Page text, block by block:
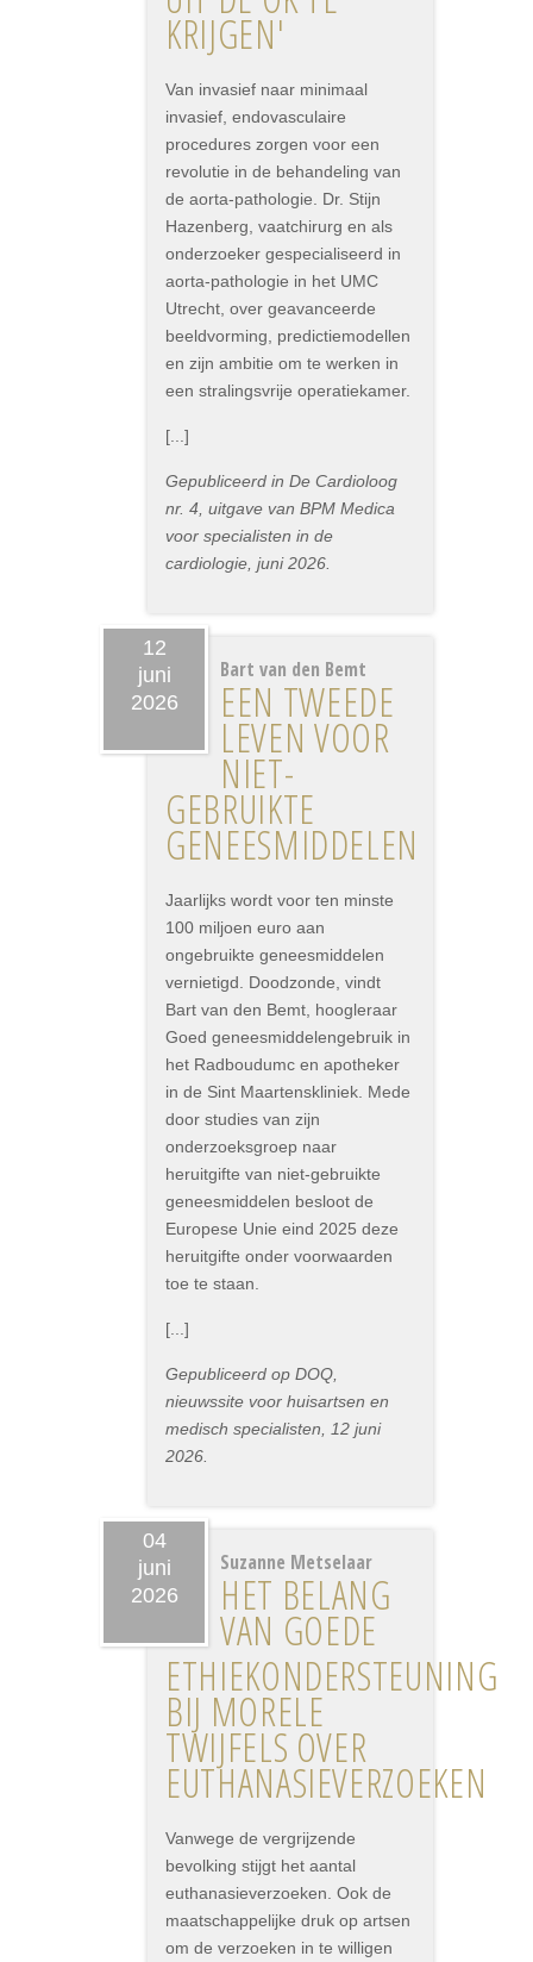
KRIJGEN'
Van invasief naar minimaal
invasief, endovasculaire
procedures zorgen voor een
revolutie in de behandeling van
de aorta-pathologie. Dr. Stijn
Hazenberg, vaatchirurg en als
onderzoeker gespecialiseerd in
aorta-pathologie in het UMC
Utrecht, over geavanceerde
beeldvorming, predictiemodellen
en zijn ambitie om te werken in
een stralingsvrije operatiekamer.
[...]
Gepubliceerd in De Cardioloog
nr. 4, uitgave van BPM Medica
voor specialisten in de
cardiologie, juni 2026.
12
juni
2026
Bart van den Bemt
EEN TWEEDE
LEVEN VOOR
NIET-
GEBRUIKTE
GENEESMIDDELEN
Jaarlijks wordt voor ten minste
100 miljoen euro aan
ongebruikte geneesmiddelen
vernietigd. Doodzonde, vindt
Bart van den Bemt, hoogleraar
Goed geneesmiddelengebruik in
het Radboudumc en apotheker
in de Sint Maartenskliniek. Mede
door studies van zijn
onderzoeksgroep naar
heruitgifte van niet-gebruikte
geneesmiddelen besloot de
Europese Unie eind 2025 deze
heruitgifte onder voorwaarden
toe te staan.
[...]
Gepubliceerd op DOQ,
nieuwssite voor huisartsen en
medisch specialisten, 12 juni
2026.
04
juni
2026
Suzanne Metselaar
HET BELANG
VAN GOEDE
ETHIEKONDERSTEUNING
BIJ MORELE
TWIJFELS OVER
EUTHANASIEVERZOEKEN
Vanwege de vergrijzende
bevolking stijgt het aantal
euthanasieverzoeken. Ook de
maatschappelijke druk op artsen
om de verzoeken in te willigen